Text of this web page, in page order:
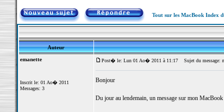
Tout sur les MacBook Index
Auteur
emanette
Inscrit le: 01 Ao� 2011
Messages: 3
Post� le: Lun 01 Ao� 2011 à 11:17 Sujet du message:
Bonjour
Du jour au lendemain, un message sur mon MacBook